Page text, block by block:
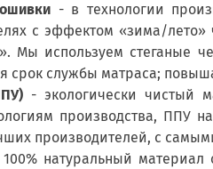
- в технологии
с эффектом «зима/лето»
Мы используем стеганые
срок службы матраса;
- экологически чистый
производства, ППУ
производителей, с
натуральный